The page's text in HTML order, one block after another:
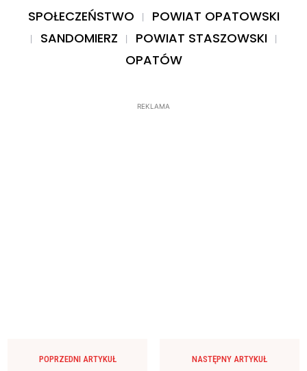
SPOŁECZEŃSTWO
POWIAT OPATOWSKI
SANDOMIERZ
POWIAT STASZOWSKI
OPATÓW
REKLAMA
POPRZEDNI ARTYKUŁ NASTĘPNY ARTYKUŁ